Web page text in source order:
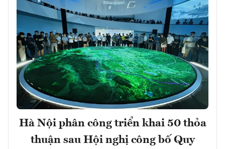
Hà Nội phân công triển khai 50 thỏa
thuận sau Hội nghị công bố Quy